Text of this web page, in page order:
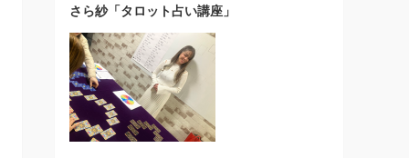
さら紗「タロット占い講座」